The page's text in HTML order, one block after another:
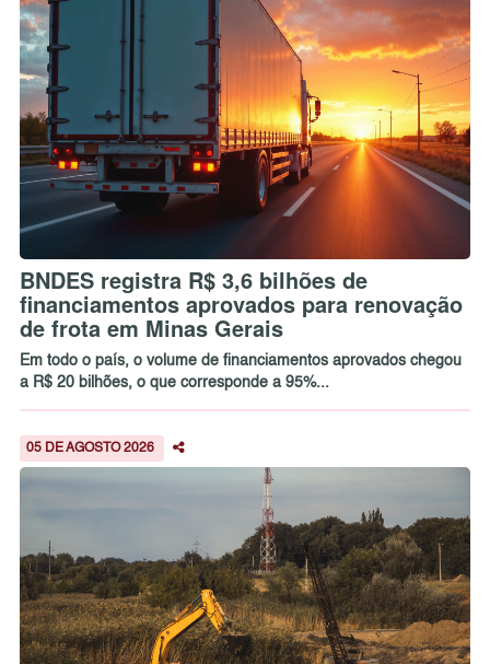
BNDES registra R$ 3,6 bilhões de
financiamentos aprovados para renovação
de frota em Minas Gerais
Em todo o país, o volume de financiamentos aprovados chegou
a R$ 20 bilhões, o que corresponde a 95%...
05 DE AGOSTO 2026